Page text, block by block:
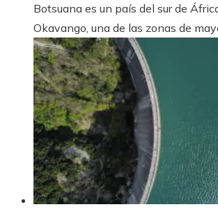
Botsuana es un país del sur de
Okavango, una de las zonas de